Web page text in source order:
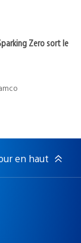
Zero sort le
en haut